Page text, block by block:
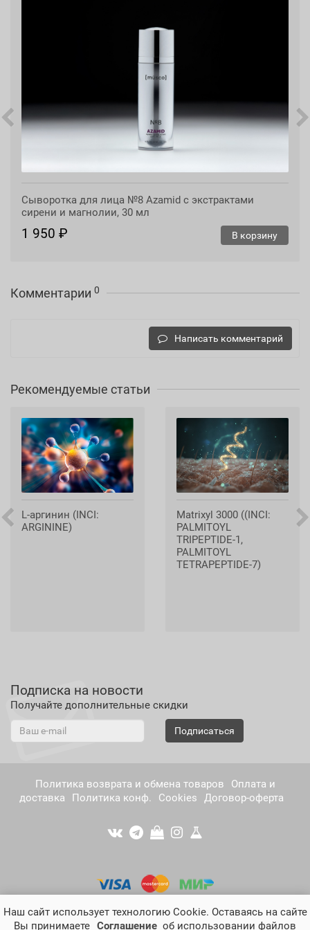
Сыворотка для лица №8 Azamid с экстрактами
сирени и магнолии, 30 мл
1 950 ₽ В корзину
Комментарии 0
Написать комментарий
Рекомендуемые статьи
L-аргинин (INCI:
ARGININE)
Matrixyl 3000 ((INCI:
PALMITOYL
TRIPEPTIDE-1,
PALMITOYL
TETRAPEPTIDE-7)
Подписка на новости
Получайте дополнительные скидки
Подписаться
Политика возврата и обмена товаров
Оплата и
доставка
Политика конф. Cookies Договор-оферта
Наш сайт использует технологию Cookie. Оставаясь на сайте
Вы принимаете Соглашение об использовании файлов